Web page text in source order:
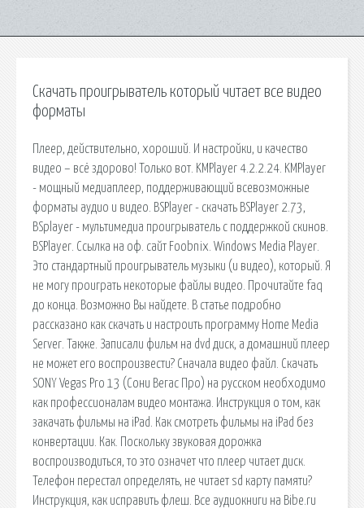
Скачать проигрыватель который читает все видео
форматы
Плеер, действительно, хороший. И настройки, и качество
видео – всё здорово! Только вот. KMPlayer 4.2.2.24. KMPlayer
- мощный медиаплеер, поддерживающий всевозможные
форматы аудио и видео. BSPlayer - скачать BSPlayer 2.73,
BSplayer - мультимедиа проигрыватель с поддержкой скинов.
BSPlayer. Ссылка на оф. сайт Foobnix. Windows Media Player.
Это стандартный проигрыватель музыки (и видео), который. Я
не могу проиграть некоторые файлы видео. Прочитайте faq
до конца. Возможно Вы найдете. В статье подробно
рассказано как скачать и настроить программу Home Media
Server. Также. Записали фильм на dvd диск, а домашний плеер
не может его воспроизвести? Сначала видео файл. Скачать
SONY Vegas Pro 13 (Сони Вегас Про) на русском необходимо
как профессионалам видео монтажа. Инструкция о том, как
закачать фильмы на iPad. Как смотреть фильмы на iPad без
конвертации. Как. Поскольку звуковая дорожка
воспроизводиться, то это означет что плеер читает диск.
Телефон перестал определять, не читает sd карту памяти?
Инструкция, как исправить флеш. Все аудиокниги на Bibe.ru